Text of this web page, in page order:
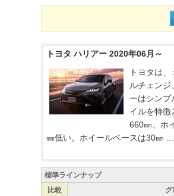
トヨタ ハリアー 2020年06月～
トヨタは
ルチェン
ーはシンプ
イルを特徴
660㎜、ホ
㎜低い。ホイールベースは30㎜ ...
標準ラインナップ
比較
グ